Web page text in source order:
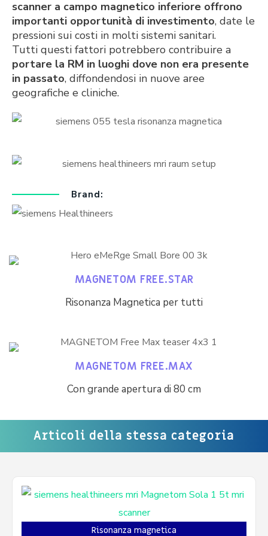
scanner a campo magnetico inferiore offrono
importanti opportunità di investimento, date le
pressioni sui costi in molti sistemi sanitari.
Tutti questi fattori potrebbero contribuire a
portare la RM in luoghi dove non era presente
in passato, diffondendosi in nuove aree
geografiche e cliniche.
Brand:
MAGNETOM FREE.STAR
Risonanza Magnetica per tutti
MAGNETOM FREE.MAX
Con grande apertura di 80 cm
Articoli della stessa categoria
Risonanza magnetica